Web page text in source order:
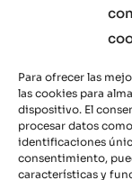
Para ofrecer las
las cookies para
dispositivo. El
procesar datos
identificaciones
consentimiento,
características y